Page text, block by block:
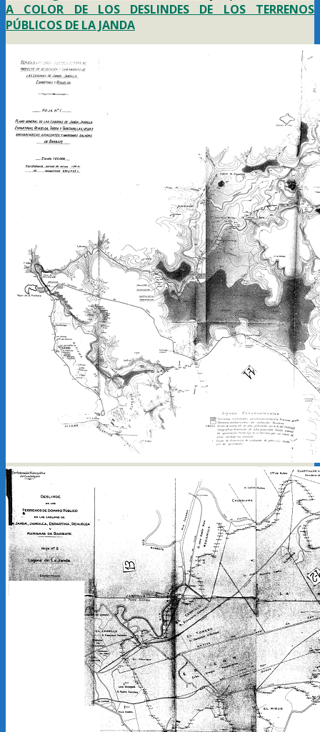
A COLOR DE LOS DESLINDES DE LOS TERRENOS
PÚBLICOS DE LA JANDA